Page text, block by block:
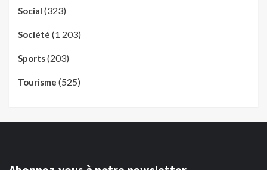
Social (323)
Société (1 203)
Sports(203)
Tourisme (525)